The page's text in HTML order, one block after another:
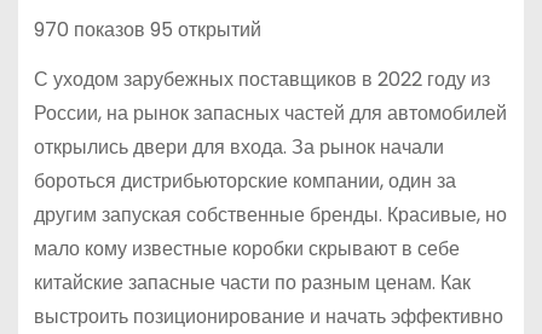
970 показов 95 открытий
С уходом зарубежных поставщиков в 2022 году из
России, на рынок запасных частей для автомобилей
открылись двери для входа. За рынок начали
бороться дистрибьюторские компании, один за
другим запуская собственные бренды. Красивые, но
мало кому известные коробки скрывают в себе
китайские запасные части по разным ценам. Как
выстроить позиционирование и начать эффективно